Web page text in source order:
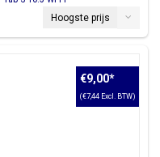
Hoogste prijs
€9,00*
(€7,44 Excl. BTW)